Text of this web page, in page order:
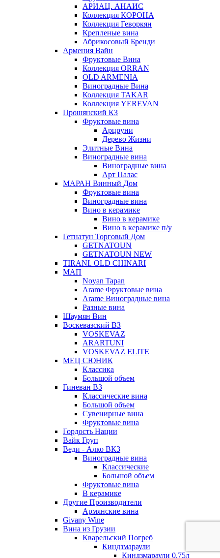
АРИАЦ. АНАИС
Коллекция КОРОНА
Коллекция Геворкян
Крепленые вина
Абрикосовый Бренди
Армения Вайн
Фруктовые Вина
Коллекция ORRAN
OLD ARMENIA
Виноградные Вина
Коллекция TAKAR
Коллекция YEREVAN
Прошянский КЗ
Фруктовые вина
Арцруни
Дерево Жизни
Элитные Вина
Виноградные вина
Виноградные вина
Арт Палас
МАРАН Винный Дом
Фруктовые вина
Виноградные вина
Вино в керамике
Вино в керамике
Вино в керамике п/у
Гетнатун Торговый Дом
GETNATOUN
GETNATOUN NEW
TIRANI. OLD CHINARI
МАП
Noyan Tapan
Arame Фруктовые вина
Arame Виноградные вина
Разные вина
Шаумян Вин
Воскевазский ВЗ
VOSKEVAZ
ARARTUNI
VOSKEVAZ ELITE
МЕЦ СЮНИК
Классика
Большой объем
Гиневан ВЗ
Классические вина
Большой объем
Сувенирные вина
Фруктовые вина
Гордость Нации
Вайк Груп
Веди - Алко ВКЗ
Виноградные вина
Классические
Большой объем
Фруктовые вина
В керамике
Другие Производители
Армянские вина
Givany Wine
Вина из Грузии
Кварельский Погреб
Киндзмараули
Киндзмараули 0,75л